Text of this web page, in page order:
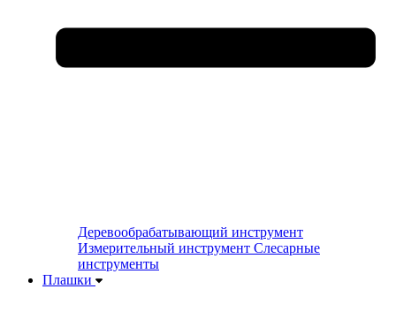
Деревообрабатывающий инструмент
Измерительный инструмент Слесарные
инструменты
Плашки